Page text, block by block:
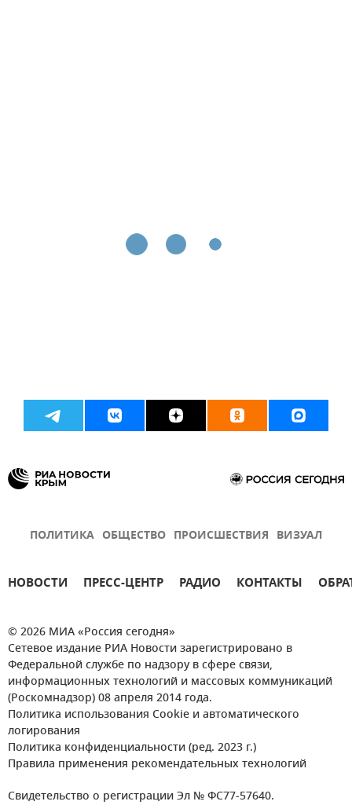
ПОЛИТИКА ОБЩЕСТВО ПРОИСШЕСТВИЯ ВИЗУАЛ
НОВОСТИ ПРЕСС-ЦЕНТР РАДИО КОНТАКТЫ
© 2026 МИА «Россия сегодня»
Сетевое издание РИА Новости зарегистрировано в
Федеральной службе по надзору в сфере связи,
информационных технологий и массовых коммуникаций
(Роскомнадзор) 08 апреля 2014 года.
Политика использования Cookie и автоматического
логирования
Политика конфиденциальности (ред. 2023 г.)
Правила применения рекомендательных технологий
Свидетельство о регистрации Эл № ФС77-57640.